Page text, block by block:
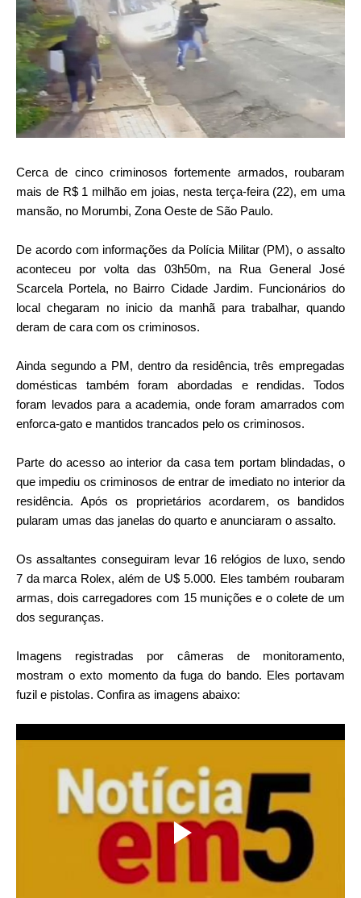
Cerca de cinco criminosos fortemente armados, roubaram
mais de R$ 1 milhão em joias, nesta terça-feira (22), em uma
mansão, no Morumbi, Zona Oeste de São Paulo.
De acordo com informações da Polícia Militar (PM), o assalto
aconteceu por volta das 03h50m, na Rua General José
Scarcela Portela, no Bairro Cidade Jardim. Funcionários do
local chegaram no inicio da manhã para trabalhar, quando
deram de cara com os criminosos.
Ainda segundo a PM, dentro da residência, três empregadas
domésticas também foram abordadas e rendidas. Todos
foram levados para a academia, onde foram amarrados com
enforca-gato e mantidos trancados pelo os criminosos.
Parte do acesso ao interior da casa tem portam blindadas, o
que impediu os criminosos de entrar de imediato no interior da
residência. Após os proprietários acordarem, os bandidos
pularam umas das janelas do quarto e anunciaram o assalto.
Os assaltantes conseguiram levar 16 relógios de luxo, sendo
7 da marca Rolex, além de U$ 5.000. Eles também roubaram
armas, dois carregadores com 15 munições e o colete de um
dos seguranças.
Imagens registradas por câmeras de monitoramento,
mostram o exto momento da fuga do bando. Eles portavam
fuzil e pistolas. Confira as imagens abaixo: